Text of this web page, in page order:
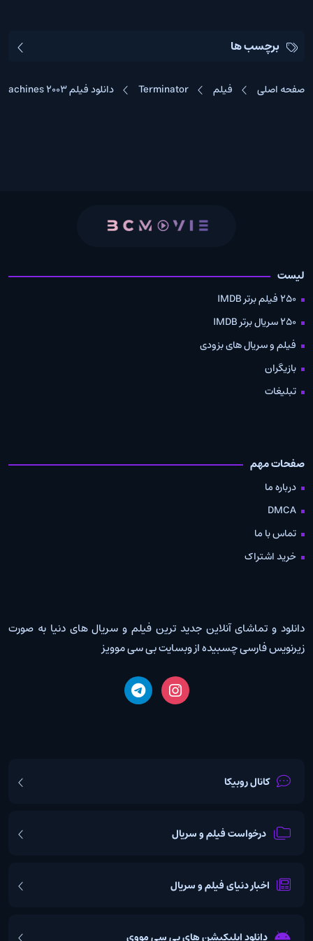
برچسب ها
صفحه اصلی فیلم Terminator دانلود فیلم Terminator 3: Rise of the Machines 2003
لیست
250 فیلم برتر IMDB
250 سریال برتر IMDB
فیلم و سریال های بزودی
بازیگران
تبلیغات
صفحات مهم
درباره ما
DMCA
تماس با ما
خرید اشتراک
دانلود و تماشای آنلاین جدید ترین فیلم و سریال های دنیا به صورت
زیرنویس فارسی چسبیده از وبسایت بی سی موویز
کانال روبیکا
درخواست فیلم و سریال
اخبار دنیای فیلم و سریال